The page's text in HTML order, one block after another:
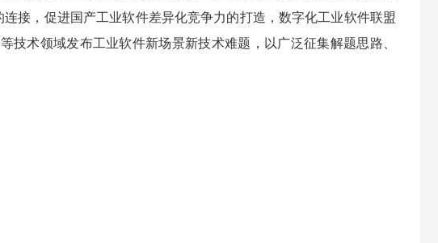
接，促进国产工业软件差异化竞争力的打造，数字化工业软件联盟
技术领域发布工业软件新场景新技术难题，以广泛征集解题思路、